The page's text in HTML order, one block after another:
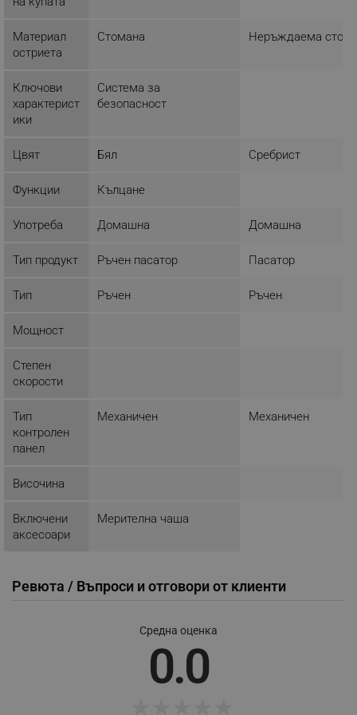
Материал
остриета
Стомана Неръждаема
Ключови
характерист
ики
Система за
безопасност
Цвят Бял Сребрист
Функции Кълцане
Употреба Домашна Домашна
Тип продукт Ръчен пасатор Пасатор
Тип Ръчен Ръчен
Мощност
Степен
скорости
Тип
контролен
панел
Механичен Механичен
Височина
Включени
аксесоари
Мерителна чаша
Ревюта / Въпроси и отговори от клиенти
Средна оценка
0.0
НЕКЛАСИФИЦИРАНИ
Строго необходимо
Ефективност
Строго необходимите бисквитки позволяват
потребителско влизане и управление на
_nzm_noid_92166-7699
.alleop.bg
_sgf_push_permission_asked
Google Privacy Policy